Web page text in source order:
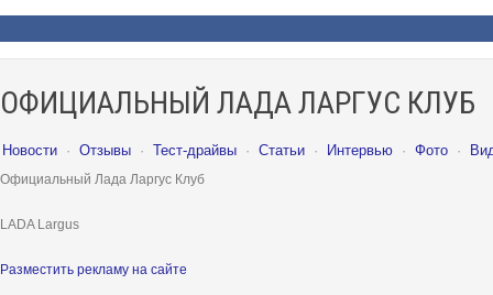
ОФИЦИАЛЬНЫЙ ЛАДА ЛАРГУС КЛУБ
Новости · Отзывы · Тест-драйвы · Статьи · Интервью · Фото ·
Официальный Лада Ларгус Клуб
LADA Largus
Разместить рекламу на сайте